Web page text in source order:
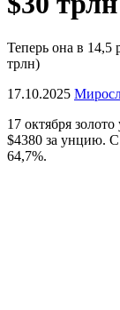
Теперь она в 14,5
трлн)
17.10.2025
17 октября
$4380 за унцию. С
64,7%.